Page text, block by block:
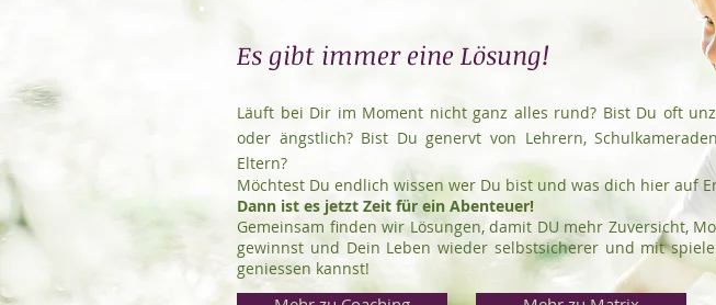
Es gibt immer eine Lösung!
Läuft bei Dir im Moment nicht ganz alles rund? Bist Du oft
oder ängstlich? Bist Du genervt von Lehrern,
Eltern?
Möchtest Du endlich wissen wer Du bist und was dich hier auf
Dann ist es jetzt Zeit für ein Abenteuer!
Gemeinsam finden wir Lösungen, damit DU mehr Zuversicht,
gewinnst und Dein Leben wieder selbstsicherer und mit
geniessen kannst!